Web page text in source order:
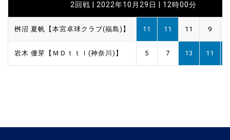
2回戦 | 2022年10月29日 | 12時00分
桝沼 夏帆【本宮卓球クラブ(福島)】 11 11 11 9
岩木 優芽【ＭＤｔｔｌ(神奈川)】 5 7 13 11